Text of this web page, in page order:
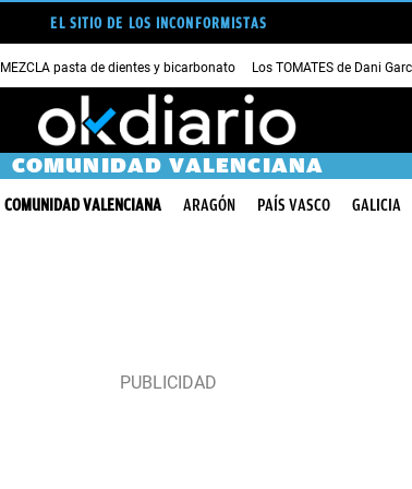
EL SITIO DE LOS INCONFORMISTAS
MEZCLA pasta de dientes y bicarbonato Los TOMATES de Dani
COMUNIDAD VALENCIANA
COMUNIDAD VALENCIANA ARAGÓN PAÍS VASCO GALICIA